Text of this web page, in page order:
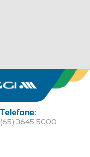
Telefone:
(65) 3645 5000